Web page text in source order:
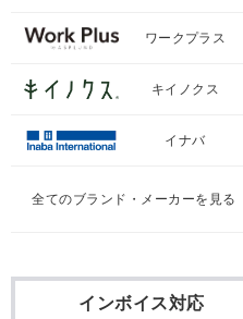
インボイス対応
ワークプラス
キイノクス
イナバ
全てのブランド・メーカーを見る